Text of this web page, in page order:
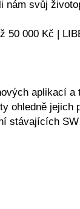
nám svůj
50 000 Kč |
aplikací a
ohledně jejich
stávajících